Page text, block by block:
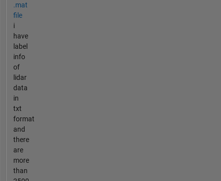
.mat
file
i
have
label
info
of
lidar
data
in
txt
format
and
there
are
more
than